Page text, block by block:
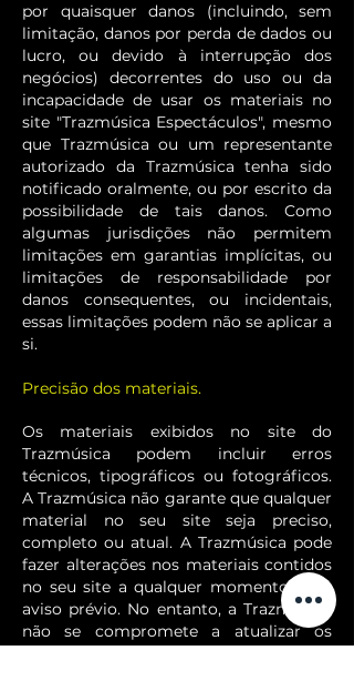
por quaisquer danos (incluindo, sem
limitação, danos por perda de dados ou
lucro, ou devido à interrupção dos
negócios) decorrentes do uso ou da
incapacidade de usar os materiais no
site "Trazmúsica Espectáculos", mesmo
que Trazmúsica ou um representante
autorizado da Trazmúsica tenha sido
notificado oralmente, ou por escrito da
possibilidade de tais danos. Como
algumas jurisdições não permitem
limitações em garantias implícitas, ou
limitações de responsabilidade por
danos consequentes, ou incidentais,
essas limitações podem não se aplicar a
si.
Precisão dos materiais.
Os materiais exibidos no site do
Trazmúsica podem incluir erros
técnicos, tipográficos ou fotográficos.
A Trazmúsica não garante que qualquer
material no seu site seja preciso,
completo ou atual. A Trazmúsica pode
fazer alterações nos materiais contidos
no seu site a qualquer momento, sem
aviso prévio. No entanto, a Trazmúsica
não se compromete a atualizar os